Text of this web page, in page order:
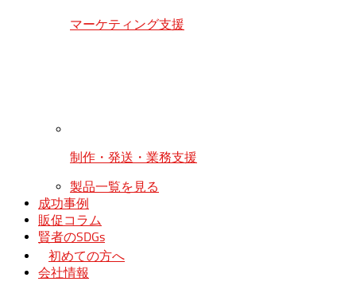
マーケティング支援
制作・発送・業務支援
製品一覧を見る
成功事例
販促コラム
賢者のSDGs
初めての方へ
会社情報